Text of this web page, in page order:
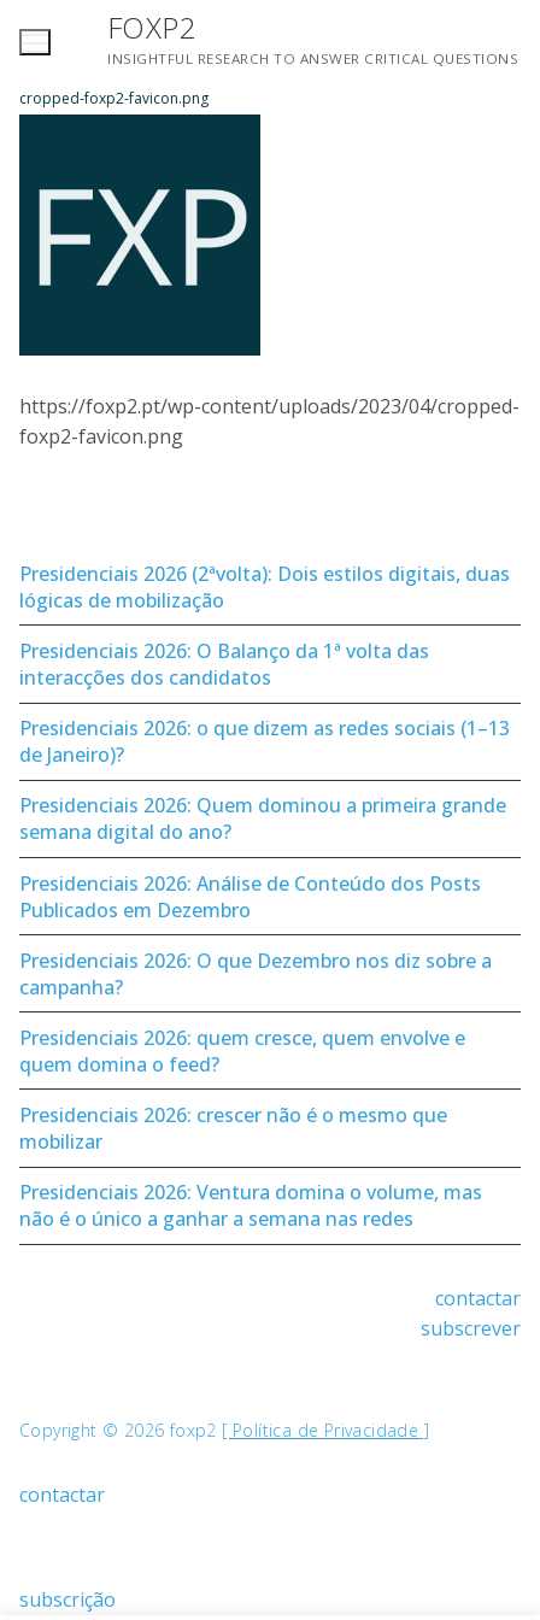
FOXP2
INSIGHTFUL RESEARCH TO ANSWER CRITICAL QUESTIONS
cropped-foxp2-favicon.png
https://foxp2.pt/wp-content/uploads/2023/04/cropped-
foxp2-favicon.png
Presidenciais 2026 (2ªvolta): Dois estilos digitais, duas
lógicas de mobilização
Presidenciais 2026: O Balanço da 1ª volta das
interacções dos candidatos
Presidenciais 2026: o que dizem as redes sociais (1–13
de Janeiro)?
Presidenciais 2026: Quem dominou a primeira grande
semana digital do ano?
Presidenciais 2026: Análise de Conteúdo dos Posts
Publicados em Dezembro
Presidenciais 2026: O que Dezembro nos diz sobre a
campanha?
Presidenciais 2026: quem cresce, quem envolve e
quem domina o feed?
Presidenciais 2026: crescer não é o mesmo que
mobilizar
Presidenciais 2026: Ventura domina o volume, mas
não é o único a ganhar a semana nas redes
contactar
subscrever
Copyright © 2026 foxp2 [ Política de Privacidade ]
contactar
subscrição